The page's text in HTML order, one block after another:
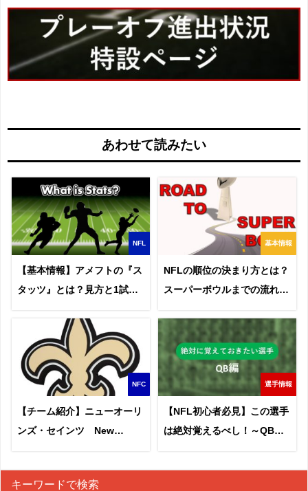
あわせて読みたい
NFL
【基本情報】アメフトの『ス
タッツ』とは？見方と1試合
基本情報
NFLの順位の決まり方とは？
スーパーボウルまでの流れを
NFC
【チーム紹介】ニューオーリ
ンズ・セインツ New
選手情報
【NFL初心者必見】この選手
は絶対覚えるべし！～QB編
キーワードで検索